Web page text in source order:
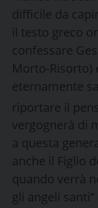
difficile da
il testo greco
confessare
Morto-Risorto)
eternamente
riportare il
vergognerà di
a questa
anche il Figlio
quando verrà
gli angeli santi”